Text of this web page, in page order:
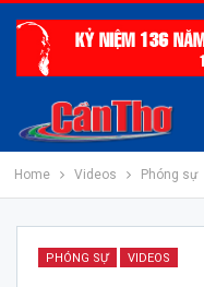
Home Videos Phóng sự
PHÓNG SỰ VIDEOS